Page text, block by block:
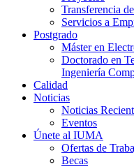
Transferencia
Servicios a
Postgrado
Máster en
Doctorado en
Ingeniería
Calidad
Noticias
Noticias
Eventos
Únete al IUMA
Ofertas de
Becas